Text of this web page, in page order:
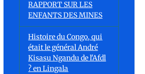
RAPPORT SUR LES
ENFANTS DES MINES
Histoire du Congo, qui
était le général André
Kisasu Ngandu de l'Afdl
? en Lingala